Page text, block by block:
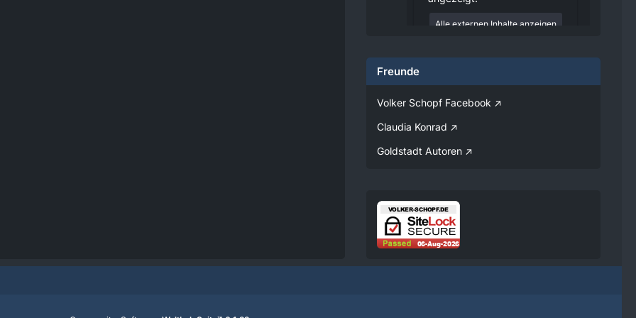
Alle externen Inhalte anzeigen
externen Inhalte erklären Sie sich
personenbezogene Daten an
Drittplattformen übermittelt
werden. Mehr Informationen
dazu haben wir in unserer
Datenschutzerklärung zur
Verfügung gestellt.
Volker
Jetzt Online!
Inhalt
Freunde
Volker Schopf Facebook
Claudia Konrad
Goldstadt Autoren